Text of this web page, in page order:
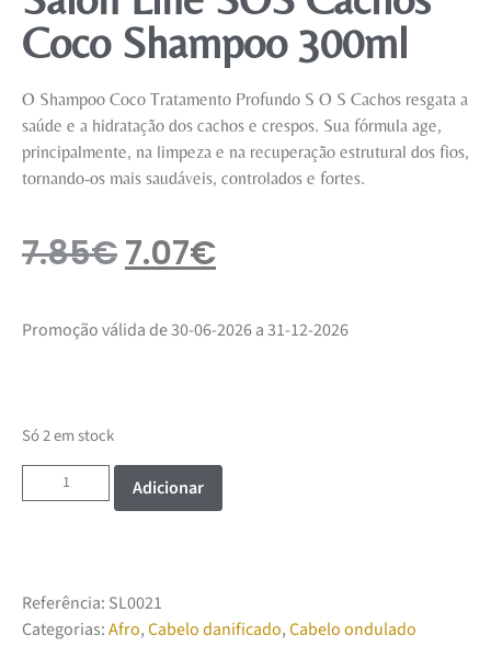
Coco Shampoo 300ml
O Shampoo Coco Tratamento Profundo S O S Cachos resgata a
saúde e a hidratação dos cachos e crespos. Sua fórmula age,
principalmente, na limpeza e na recuperação estrutural dos fios,
tornando-os mais saudáveis, controlados e fortes.
7.85€7.07€
Promoção válida de 30-06-2026 a 31-12-2026
Só 2 em stock
Adicionar
Referência: SL0021
Categorias:Afro,Cabelo danificado,Cabelo ondulado